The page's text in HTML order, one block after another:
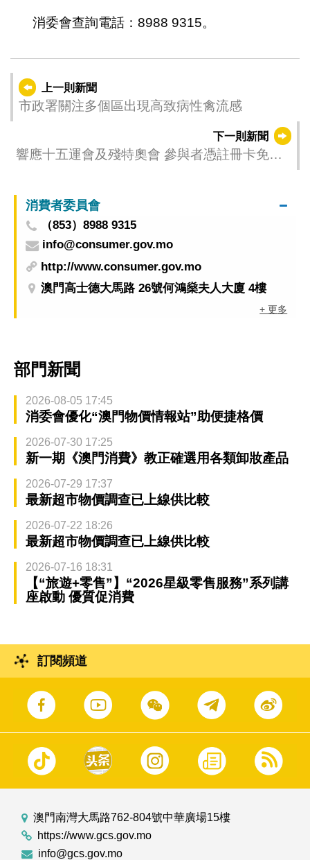
消委會查詢電話：8988 9315。
上一則新聞
市政署關注多個區出現高致病性禽流感
下一則新聞
響應十五運會及殘特奧會 參與者憑註冊卡免費
消費者委員會
（853）8988 9315
info@consumer.gov.mo
http://www.consumer.gov.mo
澳門高士德大馬路 26號何鴻燊夫人大廈 4樓
+ 更多
部門新聞
2026-08-05 17:45
消委會優化“澳門物價情報站”助便捷格價
2026-07-30 17:25
新一期《澳門消費》教正確選用各類卸妝產品
2026-07-29 17:37
最新超市物價調查已上線供比較
2026-07-22 18:26
最新超市物價調查已上線供比較
2026-07-16 18:31
【“旅遊+零售”】“2026星級零售服務”系列講
座啟動 優質促消費
訂閱頻道
澳門南灣大馬路762-804號中華廣場15樓
https://www.gcs.gov.mo
info@gcs.gov.mo